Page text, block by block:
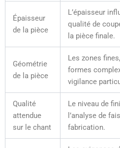
Épaisseur
de la pièce
L’épaisseur
qualité de
la pièce finale.
Géométrie
de la pièce
Les zones
formes
vigilance
Qualité
attendue
sur le chant
Le niveau de
l’analyse de
fabrication.